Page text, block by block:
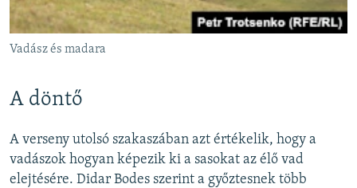
Vadász és madara
A döntő
A verseny utolsó szakaszában azt értékelik, hogy a
vadászok hogyan képezik ki a sasokat az élő vad
elejtésére. Didar Bodes szerint a győztesnek több